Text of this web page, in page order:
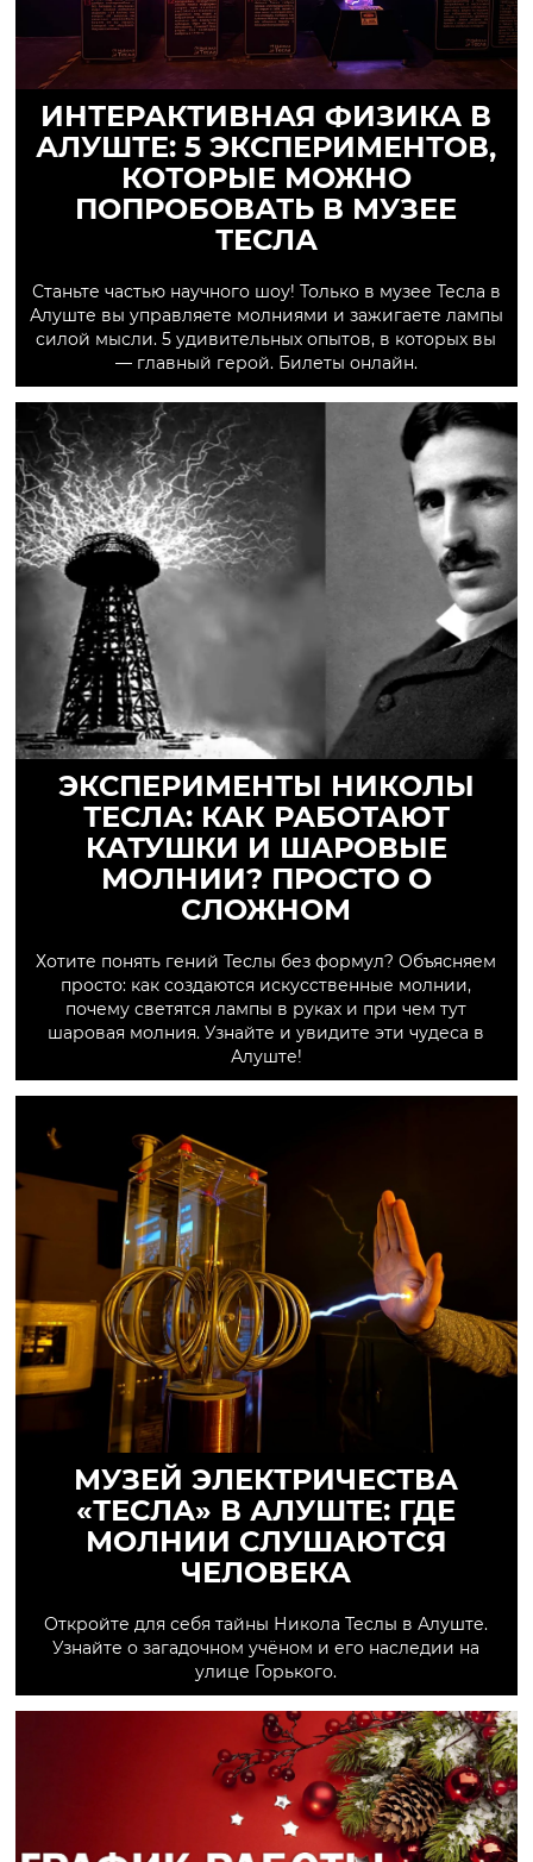
ИНТЕРАКТИВНАЯ ФИЗИКА В
АЛУШТЕ: 5 ЭКСПЕРИМЕНТОВ,
КОТОРЫЕ МОЖНО
ПОПРОБОВАТЬ В МУЗЕЕ
ТЕСЛА
Станьте частью научного шоу! Только в музее Тесла в
Алуште вы управляете молниями и зажигаете лампы
силой мысли. 5 удивительных опытов, в которых вы
— главный герой. Билеты онлайн.
ЭКСПЕРИМЕНТЫ НИКОЛЫ
ТЕСЛА: КАК РАБОТАЮТ
КАТУШКИ И ШАРОВЫЕ
МОЛНИИ? ПРОСТО О
СЛОЖНОМ
Хотите понять гений Теслы без формул? Объясняем
просто: как создаются искусственные молнии,
почему светятся лампы в руках и при чем тут
шаровая молния. Узнайте и увидите эти чудеса в
Алуште!
МУЗЕЙ ЭЛЕКТРИЧЕСТВА
«ТЕСЛА» В АЛУШТЕ: ГДЕ
МОЛНИИ СЛУШАЮТСЯ
ЧЕЛОВЕКА
Откройте для себя тайны Никола Теслы в Алуште.
Узнайте о загадочном учёном и его наследии на
улице Горького.